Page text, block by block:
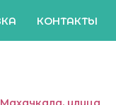
КОНТАКТЫ